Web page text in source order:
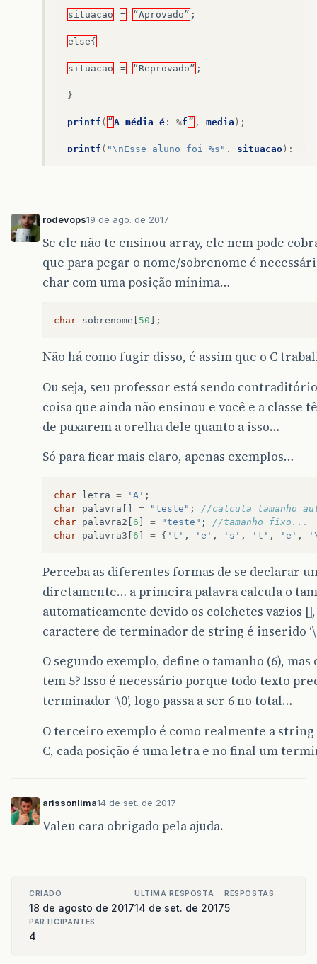
situacao = “Aprovado” ;
else{
situacao = “Reprovado” ;
}
printf ( “ A média é : %f ” , media );
printf ( "\nEsse aluno foi %s" , situacao );
rodevops19 de ago. de 2017
Se ele não te ensinou array, ele nem pode
que para pegar o nome/sobrenome é
char com uma posição mínima…
char sobrenome 50 ];
Não há como fugir disso, é assim que o C
Ou seja, seu professor está sendo
coisa que ainda não ensinou e você e a classe
de puxarem a orelha dele quanto a isso…
Só para ficar mais claro, apenas exemplos…
char letra = 'A' ;
char palavra [] = "teste" ;
//calcula tamanho
char palavra2 [6 ] = "teste" ;
//tamanho fixo...
char palavra3 [6 ] = { 't' , 'e' , 's' , 't' , 'e' ,
Perceba as diferentes formas de se declarar
diretamente… a primeira palavra calcula o
automaticamente devido os colchetes vazios
caractere de terminador de string é inserido
O segundo exemplo, define o tamanho (6), mas
tem 5? Isso é necessário porque todo texto
terminador ‘\0’, logo passa a ser 6 no total…
O terceiro exemplo é como realmente a string
C, cada posição é uma letra e no final um
arissonlima14 de set. de 2017
Valeu cara obrigado pela ajuda.
CRIADO
18 de agosto de 2017
ULTIMA RESPOSTA
14 de set. de 2017
RESPOSTAS
5
PARTICIPANTES
4